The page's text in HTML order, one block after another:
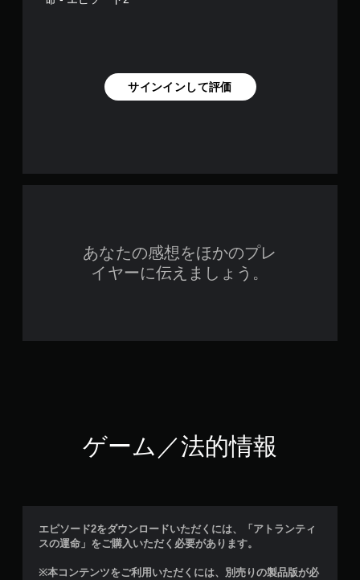
サインインして評価
あなたの感想をほかのプレ
イヤーに伝えましょう。
ゲーム／法的情報
エピソード2をダウンロードいただくには、「アトランティ
スの運命」をご購入いただく必要があります。
※本コンテンツをご利用いただくには、別売りの製品版が必